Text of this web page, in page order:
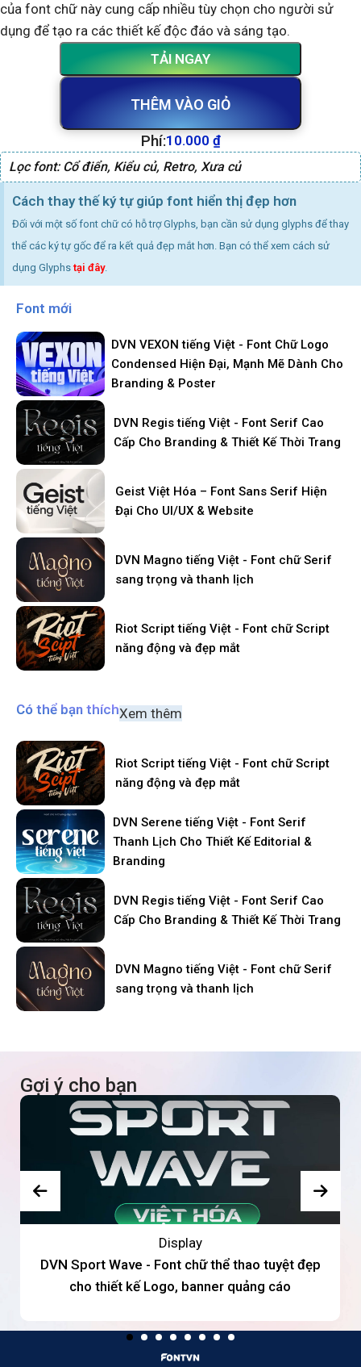
của font chữ này cung cấp nhiều tùy chọn cho người sử
dụng để tạo ra các thiết kế độc đáo và sáng tạo.
THÊM VÀO GIỎ
TẢI NGAY
Phí:10.000 ₫
Lọc font: Cổ điển, Kiểu củ, Retro, Xưa củ
Cách thay thế ký tự giúp font hiển thị đẹp hơn
Đối với một số font chữ có hỗ trợ Glyphs, bạn cần sử dụng glyphs để thay
thể các ký tự gốc để ra kết quả đẹp mắt hơn. Bạn có thể xem cách sử
dụng Glyphs tại đây.
Font mới
DVN VEXON tiếng Việt - Font Chữ Logo
Condensed Hiện Đại, Mạnh Mẽ Dành Cho
Branding & Poster
DVN Regis tiếng Việt - Font Serif Cao
Cấp Cho Branding & Thiết Kế Thời Trang
Geist Việt Hóa – Font Sans Serif Hiện
Đại Cho UI/UX & Website
DVN Magno tiếng Việt - Font chữ Serif
sang trọng và thanh lịch
Riot Script tiếng Việt - Font chữ Script
năng động và đẹp mắt
Có thể bạn thíchXem thêm
Riot Script tiếng Việt - Font chữ Script
năng động và đẹp mắt
DVN Serene tiếng Việt - Font Serif
Thanh Lịch Cho Thiết Kế Editorial &
Branding
DVN Regis tiếng Việt - Font Serif Cao
Cấp Cho Branding & Thiết Kế Thời Trang
DVN Magno tiếng Việt - Font chữ Serif
sang trọng và thanh lịch
Gợi ý cho bạn
Display
DVN Sport Wave - Font chữ thể thao tuyệt đẹp
cho thiết kế Logo, banner quảng cáo